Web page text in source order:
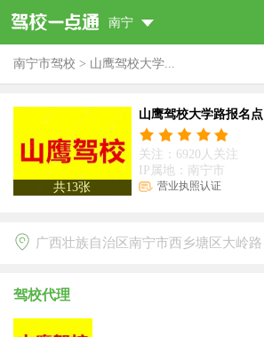
南宁
南宁市驾校 > 山鹰驾校大学...
共13张
山鹰驾校大学路报名点
关注：6920人关注
IP属地：南宁市
营业执照认证
广西壮族自治区南宁市西乡塘区大岭路
驾校代理